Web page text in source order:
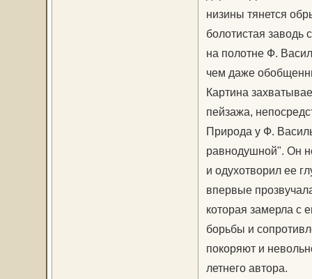
низины тянется
болотистая заводь
на полотне Ф.
чем даже
Картина
пейзажа,
Природа у Ф.
равнодушной". Он
и одухотворил ее
впервые
которая замерла с
борьбы и
покоряют и
летнего автора.